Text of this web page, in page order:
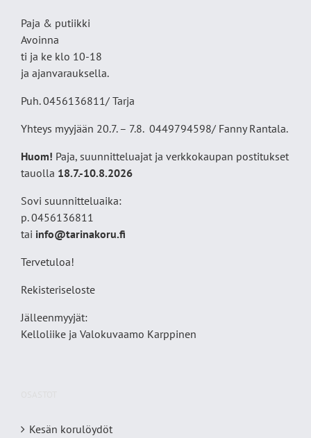
Paja & putiikki
Avoinna
ti ja ke klo 10-18
ja ajanvarauksella.
Puh. 0456136811/ Tarja
Yhteys myyjään 20.7. – 7.8. 0449794598/ Fanny Rantala.
Huom! Paja, suunnitteluajat ja verkkokaupan postitukset
tauolla 18.7.-10.8.2026
Sovi suunnitteluaika:
p. 0456136811
tai info@tarinakoru.fi
Tervetuloa!
Rekisteriseloste
Jälleenmyyjät:
Kelloliike ja Valokuvaamo Karppinen
Kesän korulöydöt